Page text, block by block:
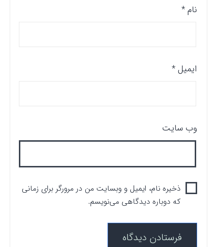
نام*
ایمیل*
وب‌ سایت
ذخیره نام، ایمیل و وبسایت من در مرورگر برای زمانی
که دوباره دیدگاهی می‌نویسم.